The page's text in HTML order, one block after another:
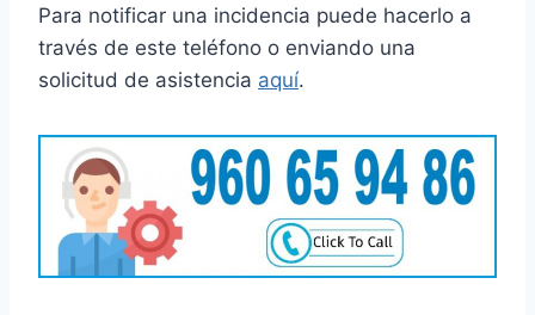
Para notificar una incidencia puede hacerlo a
través de este teléfono o enviando una
solicitud de asistencia aquí.